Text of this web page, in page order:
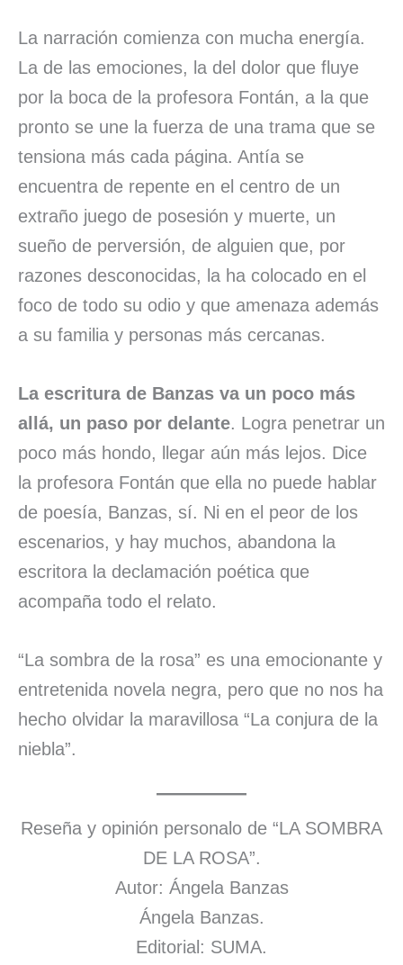
La narración comienza con mucha energía.
La de las emociones, la del dolor que fluye
por la boca de la profesora Fontán, a la que
pronto se une la fuerza de una trama que se
tensiona más cada página. Antía se
encuentra de repente en el centro de un
extraño juego de posesión y muerte, un
sueño de perversión, de alguien que, por
razones desconocidas, la ha colocado en el
foco de todo su odio y que amenaza además
a su familia y personas más cercanas.
La escritura de Banzas va un poco más
allá, un paso por delante. Logra penetrar un
poco más hondo, llegar aún más lejos. Dice
la profesora Fontán que ella no puede hablar
de poesía, Banzas, sí. Ni en el peor de los
escenarios, y hay muchos, abandona la
escritora la declamación poética que
acompaña todo el relato.
“La sombra de la rosa” es una emocionante y
entretenida novela negra, pero que no nos ha
hecho olvidar la maravillosa “La conjura de la
niebla”.
Reseña y opinión personalo de “LA SOMBRA
DE LA ROSA”.
Autor: Ángela Banzas
Ángela Banzas.
Editorial: SUMA.